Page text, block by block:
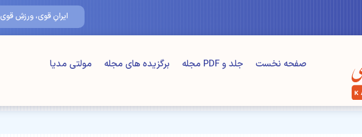
ایرانِ قوی، ورزشِ قوی ۱۷/مرداد/۱۴۰۵
صفحه نخست جلد و PDF مجله برگزیده های مجله مولتی مدیا